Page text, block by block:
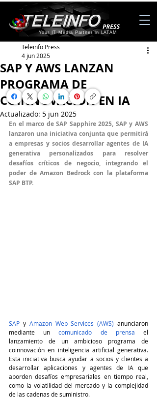
Your IT Media Partner in LATAM
SAP Y AWS LANZAN
PROGRAMA DE
COINNOVACIÓN EN IA
Teleinfo Press
4 jun 2025
Actualizado: 5 jun 2025
En el marco de SAP Sapphire 2025, SAP y AWS
lanzaron una iniciativa conjunta que permitirá
a empresas y socios desarrollar agentes de IA
generativa personalizados para resolver
desafíos críticos de negocio, integrando el
poder de Amazon Bedrock con la plataforma
SAP BTP.
SAP y Amazon Web Services (AWS) anunciaron
mediante un comunicado de prensa el
lanzamiento de un ambicioso programa de
coinnovación en inteligencia artificial generativa.
Esta iniciativa busca ayudar a socios y clientes a
desarrollar aplicaciones y agentes de IA que
aborden desafíos empresariales en tiempo real,
como la volatilidad del mercado y la complejidad
de las cadenas de suministro.